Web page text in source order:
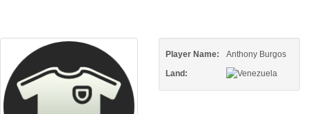
Player Name:
Anthony Burgos
Land: